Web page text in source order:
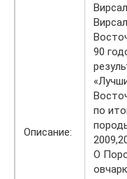
Описание:
90
по
О